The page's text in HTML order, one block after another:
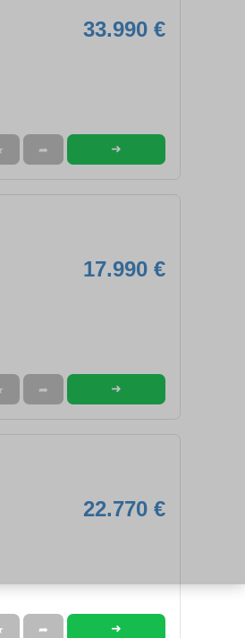
33.990 €
➦ ➜
17.990 €
➦ ➜
22.770 €
➦ ➜